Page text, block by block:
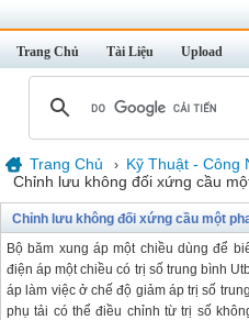
Trang Chủ Tài Liệu Upload
Trang Chủ › Kỹ Thuật - Công
Chỉnh lưu không đối xứng cầu
Chỉnh lưu không đối xứng cầu một
Bộ băm xung áp một chiều dùng để
điện áp một chiều có trị số trung bình
áp làm việc ở chế độ giảm áp trị số
phụ tải có thể điều chỉnh từ trị số